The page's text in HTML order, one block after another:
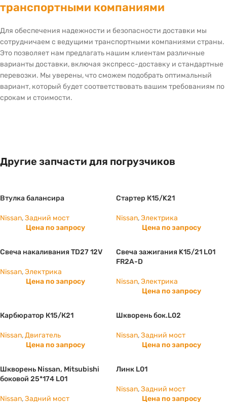
транспортными компаниями
Для обеспечения надежности и безопасности доставки мы
сотрудничаем с ведущими транспортными компаниями страны.
Это позволяет нам предлагать нашим клиентам различные
варианты доставки, включая экспресс-доставку и стандартные
перевозки. Мы уверены, что сможем подобрать оптимальный
вариант, который будет соответствовать вашим требованиям по
срокам и стоимости.
Другие запчасти для погрузчиков
Втулка балансира
Nissan,Задний мост
Цена по запросу
Стартер К15/K21
Nissan,Электрика
Цена по запросу
Свеча накаливания TD27 12V
Nissan,Электрика
Цена по запросу
Свеча зажигания K15/21 L01
FR2A-D
Nissan,Электрика
Цена по запросу
Карбюратор К15/К21
Nissan,Двигатель
Цена по запросу
Шкворень бок.L02
Nissan,Задний мост
Цена по запросу
Шкворень Nissan, Mitsubishi
боковой 25*174 L01
Nissan,Задний мост
Линк L01
Nissan,Задний мост
Цена по запросу